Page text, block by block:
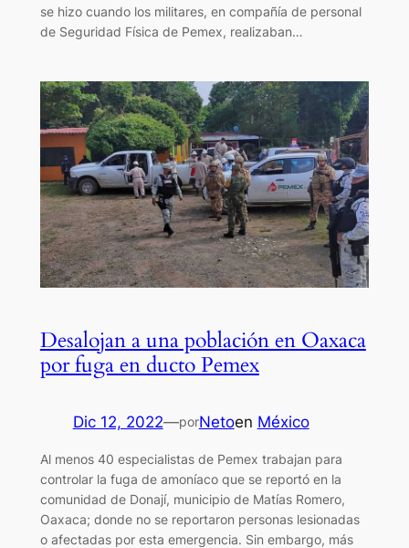
se hizo cuando los militares, en compañía de personal
de Seguridad Física de Pemex, realizaban…
Desalojan a una población en Oaxaca
por fuga en ducto Pemex
Dic 12, 2022—porNetoen México
Al menos 40 especialistas de Pemex trabajan para
controlar la fuga de amoníaco que se reportó en la
comunidad de Donají, municipio de Matías Romero,
Oaxaca; donde no se reportaron personas lesionadas
o afectadas por esta emergencia. Sin embargo, más